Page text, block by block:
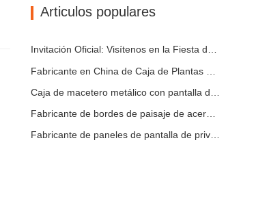
Cama de jardín elevada de metal
Articulos populares
Invitación Oficial: Visítenos en la Fiesta de Jardín al Estilo Británico GLEE 2026
Fabricante de bordes de paisaje de acero Corten en China – Bordes de jardín de acero resistente a la intemperie personalizados para proyectos globales
Fabricante de paneles de pantalla de privacidad metálica para exteriores y vallas decorativas de privacidad en China | Soluciones OEM personalizadas para espacios exteriores modernos